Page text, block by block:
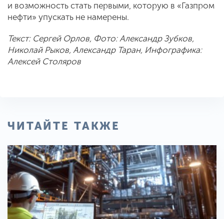
и возможность стать первыми, которую в «Газпром
нефти» упускать не намерены.
Текст: Сергей Орлов, Фото: Александр Зубков,
Николай Рыков, Александр Таран, Инфографика:
Алексей Столяров
ЧИТАЙТЕ ТАКЖЕ